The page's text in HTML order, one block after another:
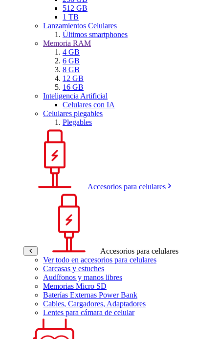
512 GB
1 TB
Lanzamientos Celulares
Últimos smartphones
Memoria RAM
4 GB
6 GB
8 GB
12 GB
16 GB
Inteligencia Artificial
Celulares con IA
Celulares plegables
Plegables
Accesorios para celulares
Accesorios para celulares
Ver todo en accesorios para celulares
Carcasas y estuches
Audífonos y manos libres
Memorias Micro SD
Baterías Externas Power Bank
Cables, Cargadores, Adaptadores
Lentes para cámara de celular